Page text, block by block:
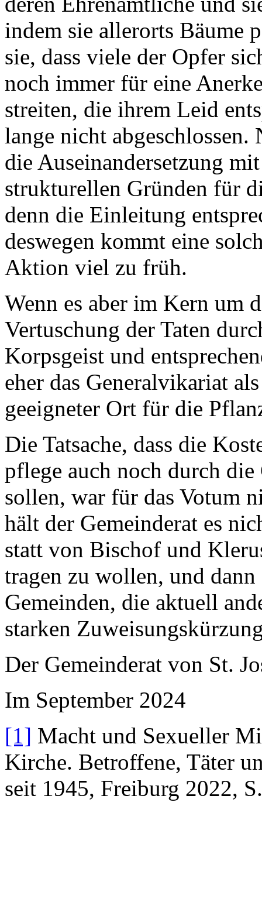
indem sie allerorts Bäume
sie, dass viele der Opfer
noch immer für eine
streiten, die ihrem Leid
lange nicht abgeschlossen.
die Auseinandersetzung
strukturellen Gründen für
denn die Einleitung
deswegen kommt eine
Aktion viel zu früh.
Wenn es aber im Kern um
Vertuschung der Taten
Korpsgeist und
eher das Generalvikariat
geeigneter Ort für die
Die Tatsache, dass die
pflege auch noch durch
sollen, war für das Votum
hält der Gemeinderat es
statt von Bischof und
tragen zu wollen, und
Gemeinden, die aktuell
starken
Der Gemeinderat von St.
Im September 2024
[1] Macht und Sexueller
Kirche. Betroffene, Täter
seit 1945, Freiburg 2022,